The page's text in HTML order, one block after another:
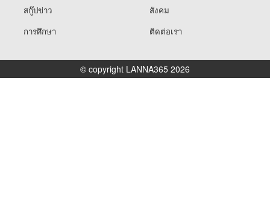
สกู๊ปข่าว
สังคม
การศึกษา
ติดต่อเรา
© copyright LANNA365 2026